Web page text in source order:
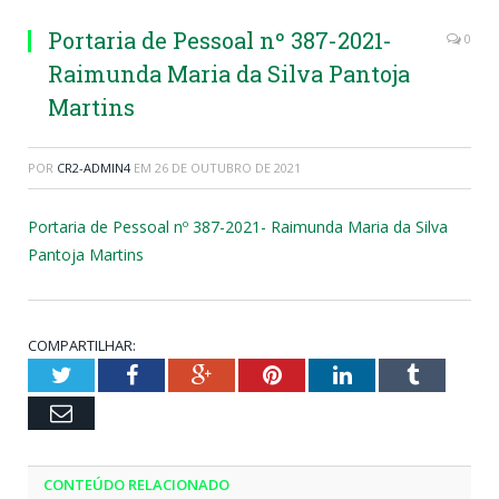
Portaria de Pessoal nº 387-2021-
Raimunda Maria da Silva Pantoja
Martins
0
POR CR2-ADMIN4 EM 26 DE OUTUBRO DE 2021
Portaria de Pessoal nº 387-2021- Raimunda Maria da Silva
Pantoja Martins
COMPARTILHAR:
TwitterFacebookGoogle+PinterestLinkedInTumblr
Email
CONTEÚDO RELACIONADO